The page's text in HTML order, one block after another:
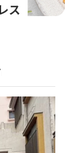
ス